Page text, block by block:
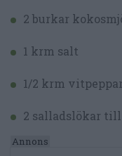
2 burkar
1 krm salt
1/2 krm vitpeppar
2 salladslökar